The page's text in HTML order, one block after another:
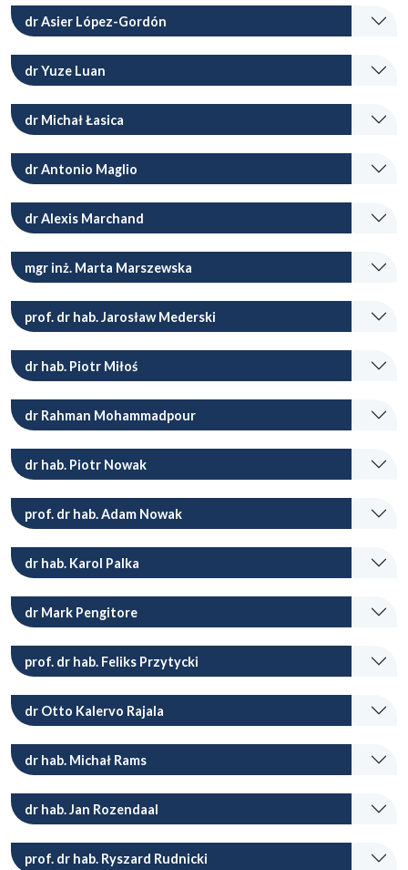
dr Asier López-Gordón
dr Yuze Luan
dr Michał Łasica
dr Antonio Maglio
dr Alexis Marchand
mgr inż. Marta Marszewska
prof. dr hab. Jarosław Mederski
dr hab. Piotr Miłoś
dr Rahman Mohammadpour
dr hab. Piotr Nowak
prof. dr hab. Adam Nowak
dr hab. Karol Palka
dr Mark Pengitore
prof. dr hab. Feliks Przytycki
dr Otto Kalervo Rajala
dr hab. Michał Rams
dr hab. Jan Rozendaal
prof. dr hab. Ryszard Rudnicki